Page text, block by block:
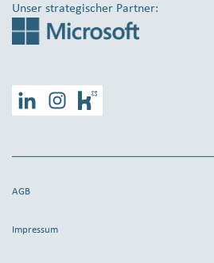
Unser strategischer Partner:
LinkedInInstagramKununu
AGB
Impressum